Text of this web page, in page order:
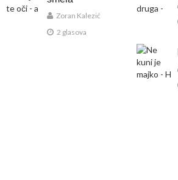
Zoran Kalezić
2 glasova